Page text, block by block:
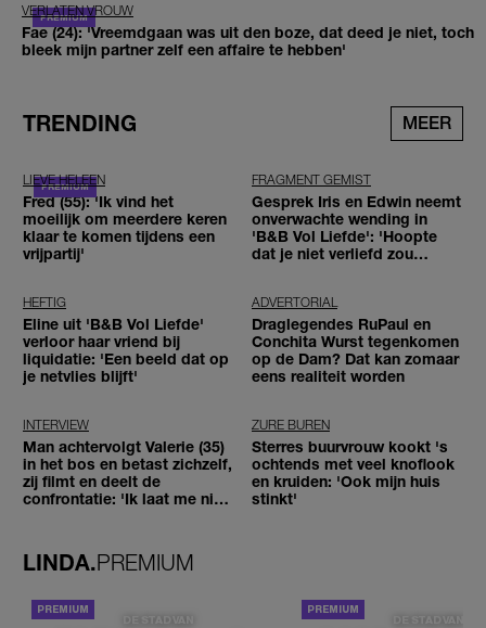
VERLATEN VROUW
Fae (24): 'Vreemdgaan was uit den boze, dat deed je niet, toch
bleek mijn partner zelf een affaire te hebben'
TRENDING MEER
LIEVE HELEEN
Fred (55): 'Ik vind het
moeilijk om meerdere keren
klaar te komen tijdens een
vrijpartij'
FRAGMENT GEMIST
Gesprek Iris en Edwin neemt
onverwachte wending in
'B&B Vol Liefde': 'Hoopte
dat je niet verliefd zou
HEFTIG
Eline uit 'B&B Vol Liefde'
verloor haar vriend bij
liquidatie: 'Een beeld dat op
je netvlies blijft'
ADVERTORIAL
Draglegendes RuPaul en
Conchita Wurst tegenkomen
op de Dam? Dat kan zomaar
eens realiteit worden
INTERVIEW
Man achtervolgt Valerie (35)
in het bos en betast zichzelf,
zij filmt en deelt de
confrontatie: 'Ik laat me niet
ZURE BUREN
Sterres buurvrouw kookt 's
ochtends met veel knoflook
en kruiden: 'Ook mijn huis
stinkt'
LINDA.PREMIUM
DE STAD VAN DE STAD VAN